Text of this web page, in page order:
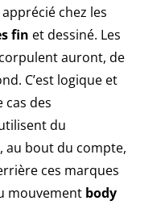
chez les
fin et dessiné. Les
auront, de
C’est logique et
cas des
du
au bout du compte,
ces marques
mouvement body